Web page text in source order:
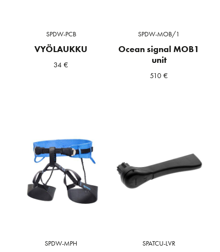
SPDW-PCB
VYÖLAUKKU
34€
SPDW-MOB/1
Ocean signal MOB1
unit
510€
SPDW-MPH SPATCU-LVR